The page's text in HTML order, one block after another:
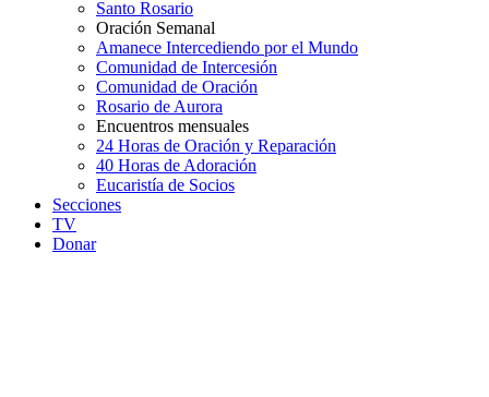
Santo Rosario
Oración Semanal
Amanece Intercediendo por el Mundo
Comunidad de Intercesión
Comunidad de Oración
Rosario de Aurora
Encuentros mensuales
24 Horas de Oración y Reparación
40 Horas de Adoración
Eucaristía de Socios
Secciones
TV
Donar